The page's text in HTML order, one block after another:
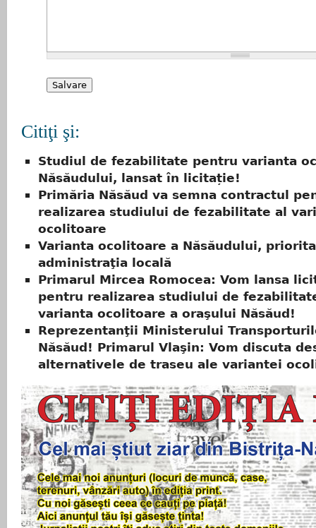
Citiţi şi:
Studiul de fezabilitate pentru varianta
Năsăudului, lansat în licitație!
Primăria Năsăud va semna contractul
realizarea studiului de fezabilitate al
ocolitoare
Varianta ocolitoare a Năsăudului,
administraţia locală
Primarul Mircea Romocea: Vom lansa
pentru realizarea studiului de
varianta ocolitoare a oraşului Năsăud!
Reprezentanţii Ministerului
Năsăud! Primarul Vlaşin: Vom discuta
alternativele de traseu ale variantei